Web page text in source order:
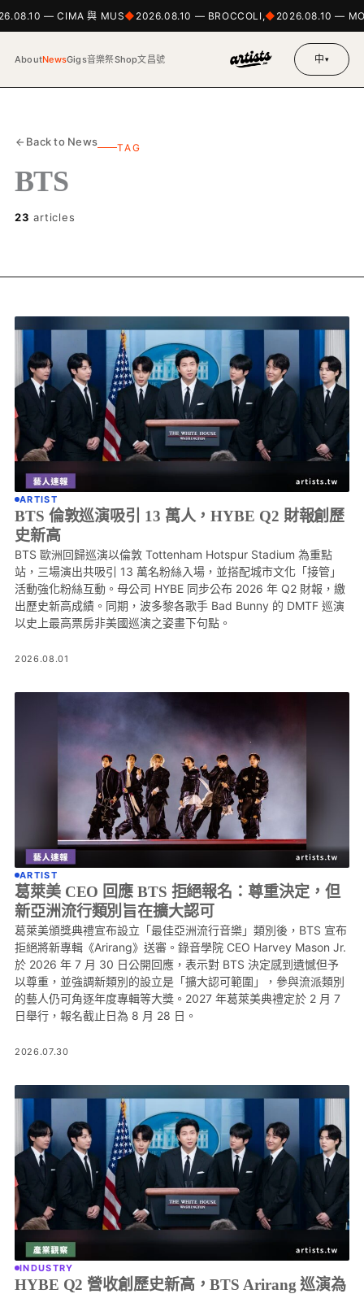
— CIMA 與 MUS 2026.08.10 — BROCCOLI, 2026.08.10 —
AboutNewsGigs音樂祭Shop文昌號 中▾
Back to News TAG
BTS
23 articles
ARTIST
BTS 倫敦巡演吸引 13 萬人，HYBE Q2 財報創歷
史新高
BTS 歐洲回歸巡演以倫敦 Tottenham Hotspur Stadium 為重點
站，三場演出共吸引 13 萬名粉絲入場，並搭配城市文化「接管」
活動強化粉絲互動。母公司 HYBE 同步公布 2026 年 Q2 財報，繳
出歷史新高成績。同期，波多黎各歌手 Bad Bunny 的 DMTF 巡演
以史上最高票房非美國巡演之姿畫下句點。
2026.08.01
ARTIST
葛萊美 CEO 回應 BTS 拒絕報名：尊重決定，但
新亞洲流行類別旨在擴大認可
葛萊美頒獎典禮宣布設立「最佳亞洲流行音樂」類別後，BTS 宣布
拒絕將新專輯《Arirang》送審。錄音學院 CEO Harvey Mason Jr.
於 2026 年 7 月 30 日公開回應，表示對 BTS 決定感到遺憾但予
以尊重，並強調新類別的設立是「擴大認可範圍」，參與流派類別
的藝人仍可角逐年度專輯等大獎。2027 年葛萊美典禮定於 2 月 7
日舉行，報名截止日為 8 月 28 日。
2026.07.30
INDUSTRY
HYBE Q2 營收創歷史新高，BTS Arirang 巡演為